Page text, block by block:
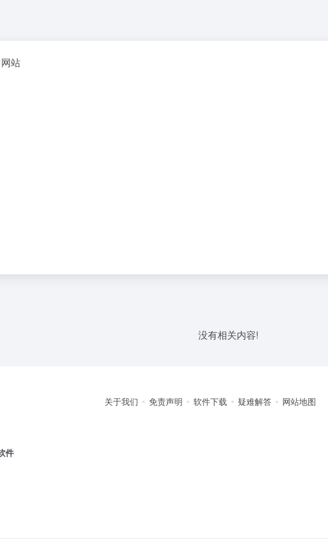
站
没有相关内容!
件
关于我们 免责声明 软件下载 疑难解答 网站地图